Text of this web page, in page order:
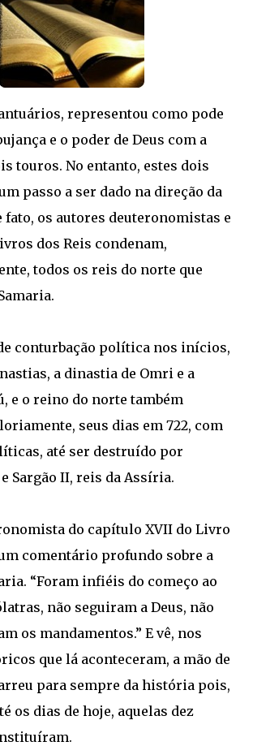
representou como pode
e o poder de Deus com a
touros. No entanto, estes dois
passo a ser dado na direção da
fato, os autores deuteronomistas e
dos Reis condenam,
todos os reis do norte que
conturbação política nos inícios,
a dinastia de Omri e a
e o reino do norte também
seus dias em 722, com
até ser destruído por
Sargão II, reis da Assíria.
do capítulo XVII do Livro
comentário profundo sobre a
“Foram infiéis do começo ao
não seguiram a Deus, não
os mandamentos.” E vê, nos
que lá aconteceram, a mão de
para sempre da história pois,
os dias de hoje, aquelas dez